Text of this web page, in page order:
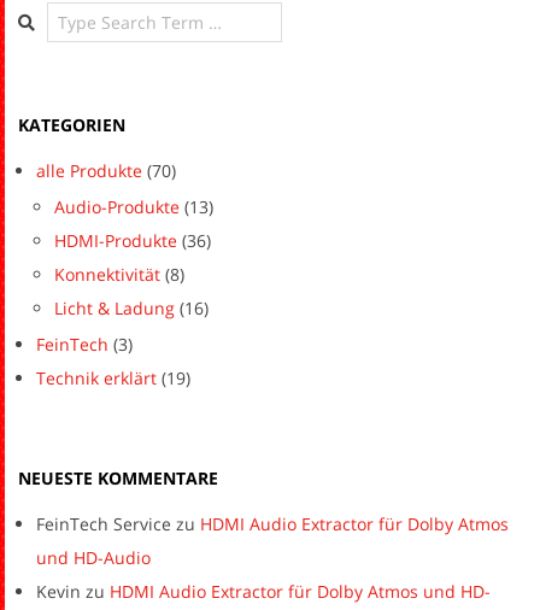
Search
KATEGORIEN
alle Produkte (70)
Audio-Produkte (13)
HDMI-Produkte (36)
Konnektivität (8)
Licht & Ladung (16)
FeinTech (3)
Technik erklärt (19)
NEUESTE KOMMENTARE
FeinTech Service zu HDMI Audio Extractor für Dolby Atmos
und HD-Audio
Kevin zu HDMI Audio Extractor für Dolby Atmos und HD-